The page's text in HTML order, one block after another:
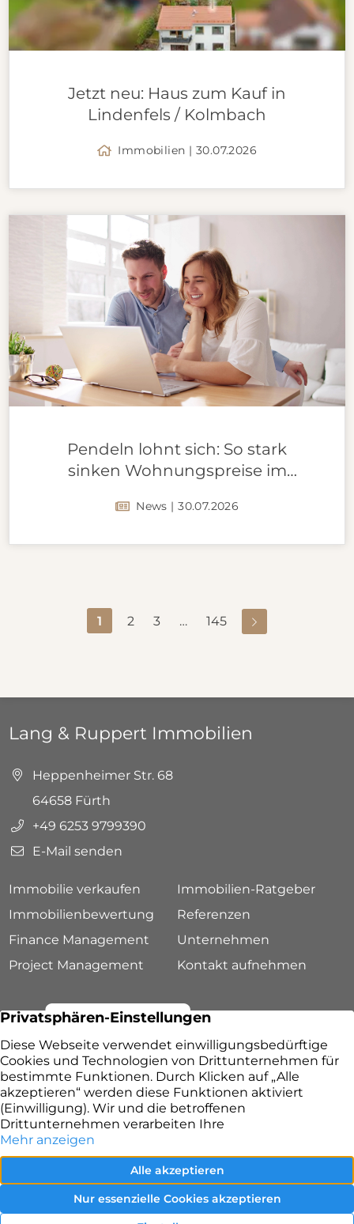
Jetzt neu: Haus zum Kauf in
Lindenfels / Kolmbach
Immobilien | 30.07.2026
Pendeln lohnt sich: So stark
sinken Wohnungspreise im
News | 30.07.2026
1 2 3 … 145
Lang & Ruppert Immobilien
Heppenheimer Str. 68
64658 Fürth
+49 6253 9799390
E-Mail senden
Immobilie verkaufen
Immobilien-Ratgeber
Immobilienbewertung
Referenzen
Finance Management
Unternehmen
Project Management
Kontakt aufnehmen
Lang & Ruppert Immobilien – Ihr Immobilienmakler
in Fürth